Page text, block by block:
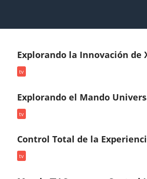
Explorando la Innovación de Xiaomi en Control Remoto para Televisores: Tu
tv
Explorando el Mando Universal para TV:
tv
Control Total de la Experiencia Visual:
tv